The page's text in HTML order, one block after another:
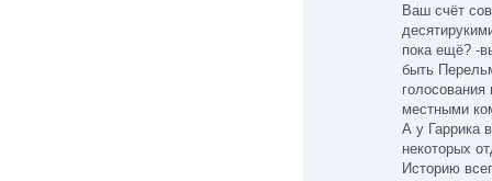
Ваш счёт
пока ещё? -
быть
местными
А у Гаррика
некоторых
Историю